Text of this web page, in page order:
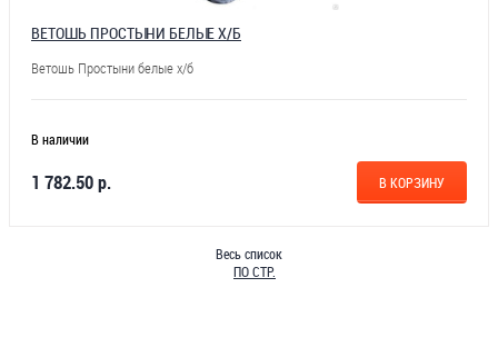
ВЕТОШЬ ПРОСТЫНИ БЕЛЫЕ Х/Б
Ветошь Простыни белые х/б
В наличии
1 782.50 р. В КОРЗИНУ
Весь список
ПО СТР.